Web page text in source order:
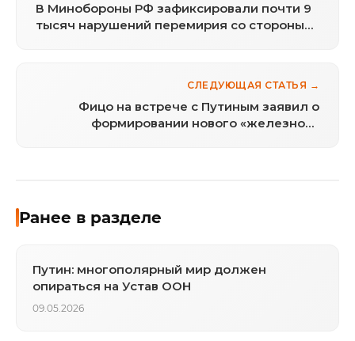
В Минобороны РФ зафиксировали почти 9
тысяч нарушений перемирия со стороны
СЛЕДУЮЩАЯ СТАТЬЯ →
Фицо на встрече с Путиным заявил о
формировании нового «железного
Ранее в разделе
Путин: многополярный мир должен
опираться на Устав ООН
09.05.2026